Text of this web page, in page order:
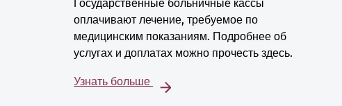
Государственные больничные кассы
оплачивают лечение, требуемое по
медицинским показаниям. Подробнее об
услугах и доплатах можно прочесть здесь.
Узнать больше